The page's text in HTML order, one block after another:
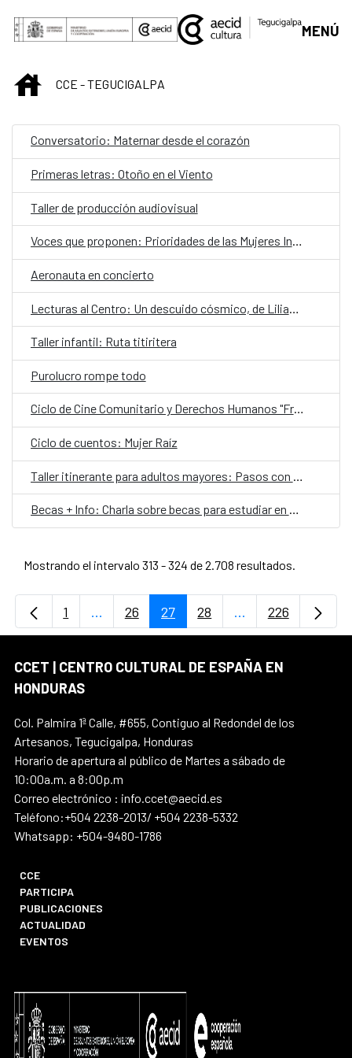
Saltar al contenido principal
MENÚ
INICIOCCE - TEGUCIGALPA
Conversatorio: Maternar desde el corazón
Primeras letras: Otoño en el Viento
Taller de producción audiovisual
Voces que proponen: Prioridades de las Mujeres Indígenas y Afrohondureñas de Honduras hacia el 2030
Aeronauta en concierto
Taller infantil: Ruta titiritera
Purolucro rompe todo
Ciclo de Cine Comunitario y Derechos Humanos "Fragmentos y Memorias"
Ciclo de cuentos: Mujer Raíz
Becas + Info: Charla sobre becas para estudiar en el extranjero
Mostrando el intervalo 313 - 324 de 2.708 resultados.
Página
1 ...Páginas intermedias Use TAB para
Página
26 Página
27 Página
28 ...PáginasPágina
226
CCET | CENTRO CULTURAL DE ESPAÑA EN
HONDURAS
Col. Palmira 1ª Calle, #655, Contiguo al Redondel de los
Artesanos, Tegucigalpa, Honduras
Horario de apertura al público de Martes a sábado de
10:00a.m. a 8:00p.m
Correo electrónico : info.ccet@aecid.es
Teléfono:+504 2238-2013/ +504 2238-5332
Whatsapp: +504-9480-1786
CCE
PARTICIPA
PUBLICACIONES
ACTUALIDAD
EVENTOS